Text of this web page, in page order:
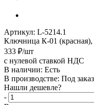
Артикул: L-5214.1
Ключница К-01
333 ₽/шт
с нулевой ставкой НДС
В наличии: Eсть
В производстве: Под заказ
Нашли дешевле?
-